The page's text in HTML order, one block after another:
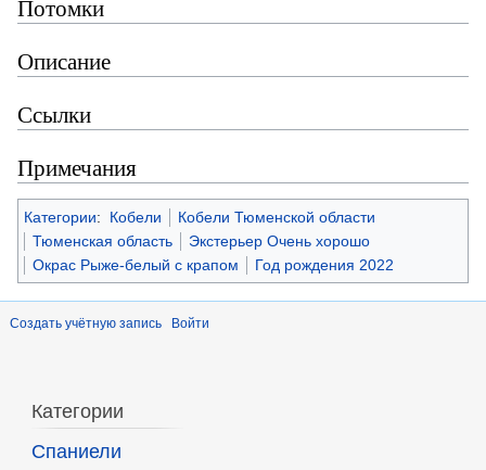
Потомки
Описание
Ссылки
Примечания
Категории: Кобели
Кобели Тюменской области
Тюменская область
Экстерьер Очень хорошо
Окрас Рыже-белый с крапом
Год рождения 2022
Создать учётную запись Войти
Категории
Спаниели